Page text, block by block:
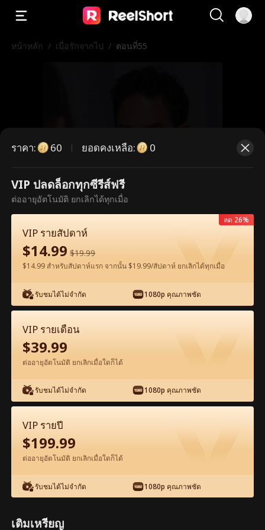
หน้าหลัก / เมื่อรักจากไป / ตอนที่55
ตอนนี้เป็นตอนพรีเมียม กรุณาปลดล็อก
เพื่อรับชม
ปลดล็อกทันที
ดูฟรีในแอป
ภาพยนตร์เต็มเรื่อง
55 56 57 58 59
ราคา: 60 ยอดคงเหลือ: 0
VIP ปลดล็อกทุกซีรีส์ฟรี
ต่ออายุอัตโนมัติ ยกเลิกได้ทุกเมื่อ
VIP รายสัปดาห์
$14.99 $19.99
$14.99 สำหรับสัปดาห์แรก จากนั้น $19.99/สัปดาห์ ยกเลิกได้ทุกเมื่อ
รับชมได้ไม่จำกัด 1080p คุณภาพชัด
ลด 26%
VIP รายเดือน
$39.99
ต่ออายุอัตโนมัติ ยกเลิกเมื่อใดก็ได้
รับชมได้ไม่จำกัด 1080p คุณภาพชัด
VIP รายปี
$199.99
ต่ออายุอัตโนมัติ ยกเลิกเมื่อใดก็ได้
รับชมได้ไม่จำกัด 1080p คุณภาพชัด
เติมเหรียญ